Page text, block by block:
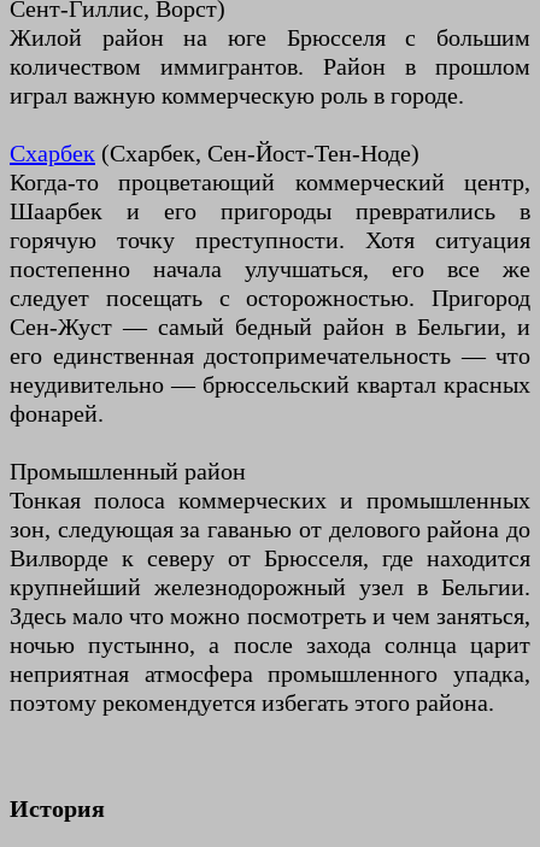
Сент-Гиллис, Ворст)
Жилой район на юге Брюсселя с большим
количеством иммигрантов. Район в прошлом
играл важную коммерческую роль в городе.
Схарбек (Схарбек, Сен-Йост-Тен-Ноде)
Когда-то процветающий коммерческий центр,
Шаарбек и его пригороды превратились в
горячую точку преступности. Хотя ситуация
постепенно начала улучшаться, его все же
следует посещать с осторожностью. Пригород
Сен-Жуст — самый бедный район в Бельгии, и
его единственная достопримечательность — что
неудивительно — брюссельский квартал красных
фонарей.
Промышленный район
Тонкая полоса коммерческих и промышленных
зон, следующая за гаванью от делового района до
Вилворде к северу от Брюсселя, где находится
крупнейший железнодорожный узел в Бельгии.
Здесь мало что можно посмотреть и чем заняться,
ночью пустынно, а после захода солнца царит
неприятная атмосфера промышленного упадка,
поэтому рекомендуется избегать этого района.
История